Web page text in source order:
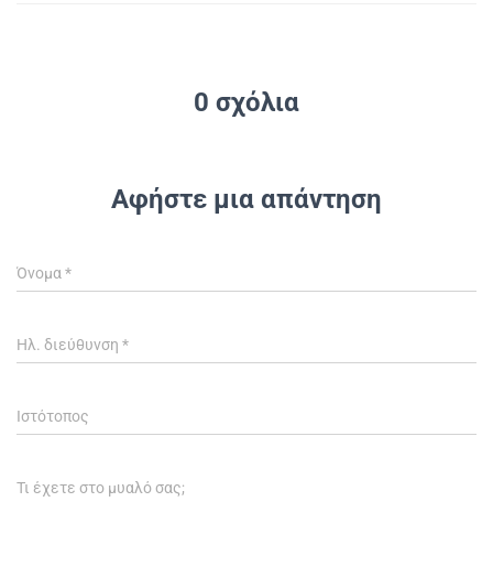
0 σχόλια
Αφήστε μια απάντηση
Όνομα *
Ηλ. διεύθυνση *
Ιστότοπος
Τι έχετε στο μυαλό σας;